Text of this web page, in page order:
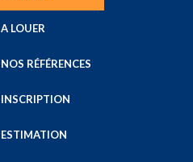
A LOUER
NOS RÉFÉRENCES
INSCRIPTION
ESTIMATION